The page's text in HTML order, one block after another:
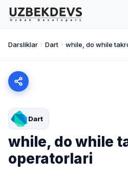
Darsliklar Dart while, do while
Dart
while, do while
operatorlari